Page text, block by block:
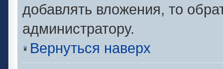
добавлять вложения, то
администратору.
Вернуться наверх